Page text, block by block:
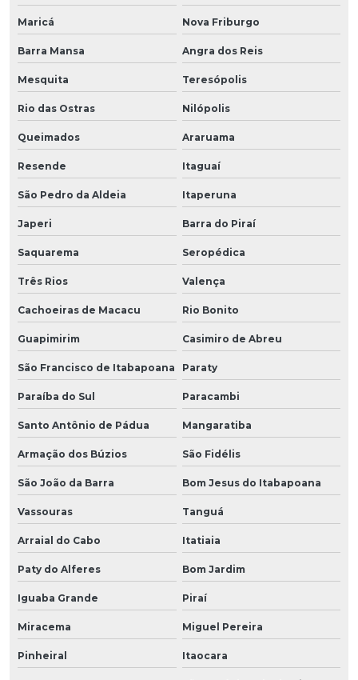
Maricá Nova Friburgo
Barra Mansa Angra dos Reis
Mesquita Teresópolis
Rio das Ostras Nilópolis
Queimados Araruama
Resende Itaguaí
São Pedro da Aldeia Itaperuna
Japeri Barra do Piraí
Saquarema Seropédica
Três Rios Valença
Cachoeiras de Macacu Rio Bonito
Guapimirim Casimiro de Abreu
São Francisco de Itabapoana Paraty
Paraíba do Sul Paracambi
Santo Antônio de Pádua Mangaratiba
Armação dos Búzios São Fidélis
São João da Barra Bom Jesus do Itabapoana
Vassouras Tanguá
Arraial do Cabo Itatiaia
Paty do Alferes Bom Jardim
Iguaba Grande Piraí
Miracema Miguel Pereira
Pinheiral Itaocara